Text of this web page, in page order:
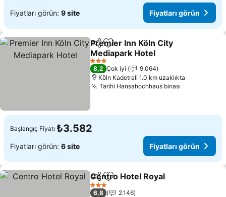
Fiyatları görün: 9 site Fiyatları görün
PaylaşFavorilerime ekle
Premier Inn Köln City
Mediapark Hotel
3 Yıldız
8,2 Çok iyi
9.064
Köln Kadetrali 1.0 km uzaklıkta
Tarihi Hansahochhaus binası
Başlangıç Fiyatı ₺3.582
Fiyatları görün: 6 site Fiyatları görün
PaylaşFavorilerime ekle
Centro Hotel Royal
3 Yıldız
6,8
2.146